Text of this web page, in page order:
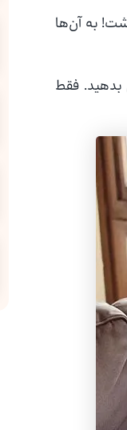
به آن‌ها
بدهید. فقط